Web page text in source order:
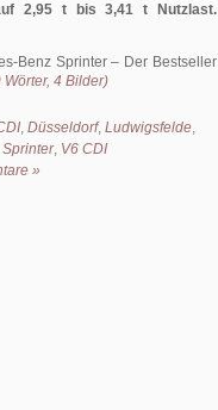
2,95 t bis 3,41 t Nutzlast.
Benz Sprinter – Der Bestseller
4 Bilder)
, Düsseldorf, Ludwigsfelde,
Sprinter, V6 CDI
»